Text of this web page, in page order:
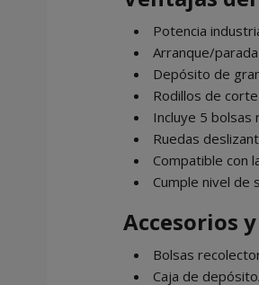
Potencia
Arranque/
Depósito de
Rodillos de
Incluye 5
Ruedas
Compatible con
Cumple nivel de
Accesorios
Bolsas
Caja de